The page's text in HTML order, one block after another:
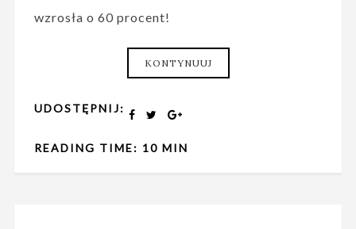
wzrosła o 60 procent!
KONTYNUUJ
UDOSTĘPNIJ:
READING TIME: 10 MIN